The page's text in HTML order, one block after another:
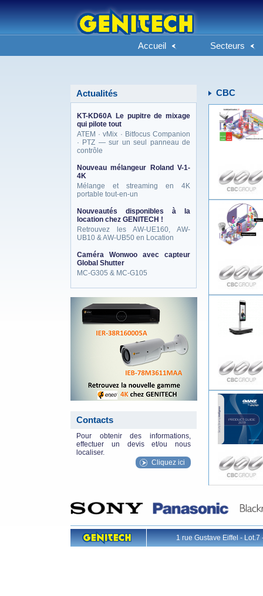
Accueil Secteurs
Actualités
KT-KD60A Le pupitre de mixage
qui pilote tout
ATEM · vMix · Bitfocus Companion
· PTZ — sur un seul panneau de
contrôle
Nouveau mélangeur Roland V-1-
4K
Mélange et streaming en 4K
portable tout-en-un
Nouveautés disponibles à la
location chez GENITECH !
Retrouvez les AW-UE160, AW-
UB10 & AW-UB50 en Location
Caméra Wonwoo avec capteur
Global Shutter
MC-G305 & MC-G105
Contacts
Pour obtenir des informations,
effectuer un devis et/ou nous
localiser.
Cliquez ici
CBC
1 rue Gustave Eiffel -